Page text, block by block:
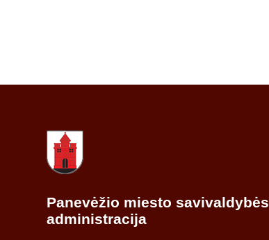
Panevėžio miesto savivaldybės
administracija